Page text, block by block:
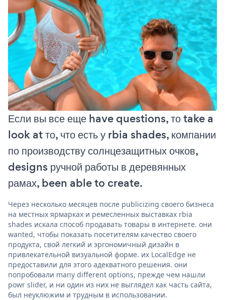
Если вы все еще have questions, то take a
look at то, что есть у rbia shades, компании
по производству солнцезащитных очков,
designs ручной работы в деревянных
рамах, been able to create.
Через несколько месяцев после publicizing своего бизнеса
на местных ярмарках и ремесленных выставках rbia
shades искала способ продавать товары в интернете. они
wanted, чтобы показать посетителям качество своего
продукта, свой легкий и эргономичный дизайн в
привлекательной визуальной форме. их LocalEdge не
предоставили для этого адекватного решения. они
попробовали many different options, прежде чем нашли
powr slider, и ни один из них не выглядел как часть сайта,
был неуклюжим и трудным в использовании.